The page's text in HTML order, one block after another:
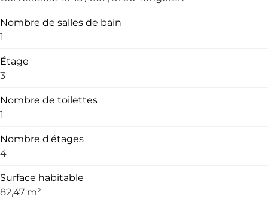
Nombre de salles de bain
1
Étage
3
Nombre de toilettes
1
Nombre d'étages
4
Surface habitable
82,47 m²